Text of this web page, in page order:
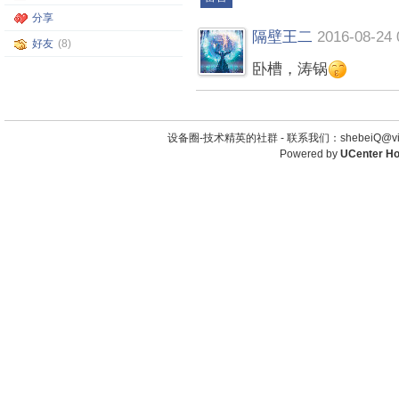
分享
好友 (8) 隔壁王二 2016-08-24
卧槽，涛锅
设备圈-技术精英的社群 - 联系我们：
Powered by UCenter